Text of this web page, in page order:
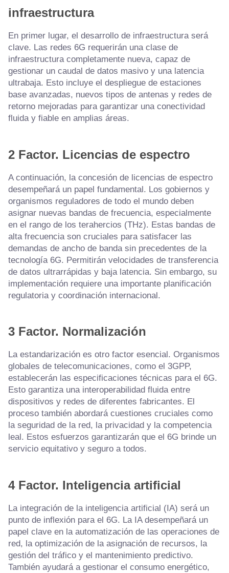
infraestructura
En primer lugar, el desarrollo de infraestructura será
clave. Las redes 6G requerirán una clase de
infraestructura completamente nueva, capaz de
gestionar un caudal de datos masivo y una latencia
ultrabaja. Esto incluye el despliegue de estaciones
base avanzadas, nuevos tipos de antenas y redes de
retorno mejoradas para garantizar una conectividad
fluida y fiable en amplias áreas.
2 Factor. Licencias de espectro
A continuación, la concesión de licencias de espectro
desempeñará un papel fundamental. Los gobiernos y
organismos reguladores de todo el mundo deben
asignar nuevas bandas de frecuencia, especialmente
en el rango de los terahercios (THz). Estas bandas de
alta frecuencia son cruciales para satisfacer las
demandas de ancho de banda sin precedentes de la
tecnología 6G. Permitirán velocidades de transferencia
de datos ultrarrápidas y baja latencia. Sin embargo, su
implementación requiere una importante planificación
regulatoria y coordinación internacional.
3 Factor. Normalización
La estandarización es otro factor esencial. Organismos
globales de telecomunicaciones, como el 3GPP,
establecerán las especificaciones técnicas para el 6G.
Esto garantiza una interoperabilidad fluida entre
dispositivos y redes de diferentes fabricantes. El
proceso también abordará cuestiones cruciales como
la seguridad de la red, la privacidad y la competencia
leal. Estos esfuerzos garantizarán que el 6G brinde un
servicio equitativo y seguro a todos.
4 Factor. Inteligencia artificial
La integración de la inteligencia artificial (IA) será un
punto de inflexión para el 6G. La IA desempeñará un
papel clave en la automatización de las operaciones de
red, la optimización de la asignación de recursos, la
gestión del tráfico y el mantenimiento predictivo.
También ayudará a gestionar el consumo energético,